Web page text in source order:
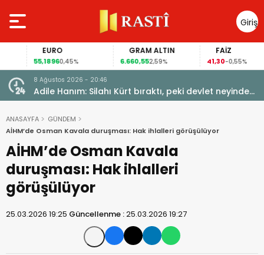
Giriş
Yap
EURO
55,18960,45%
GRAM ALTIN
6.660,552,59%
FAİZ
41,30-0,55%
8 Ağustos 2026 - 20:46
Adile Hanım: Silahı Kürt bıraktı, peki devlet neyinden
vazgeçti?
ANASAYFA
GÜNDEM
AİHM’de Osman Kavala duruşması: Hak ihlalleri görüşülüyor
AİHM’de Osman Kavala
duruşması: Hak ihlalleri
görüşülüyor
25.03.2026 19:25 Güncellenme :25.03.2026 19:27